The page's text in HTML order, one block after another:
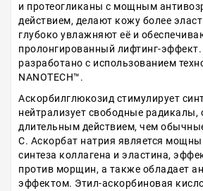
и протеогликаны с мощным
действием, делают кожу более
глубоко увлажняют её и
пролонгированный лифтинг-эффект.
разработано с использованием
NANOTECH™.
Аскорбилглюкозид стимулирует
нейтрализует свободные радикалы,
длительным действием, чем
С. Аскорбат натрия является
синтеза коллагена и эластина,
против морщин, а также обладает
эффектом. Этил-аскорбиновая